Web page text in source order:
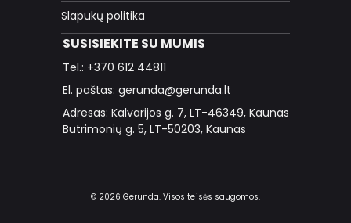
Slapukų politika
SUSISIEKITE SU MUMIS
Tel.: +370 612 44811
El. paštas: gerunda@gerunda.lt
Adresas: Kalvarijos g. 7, LT-46349, Kaunas
Butrimonių g. 5, LT-50203, Kaunas
© 2026 Gerunda. Visos teisės saugomos.